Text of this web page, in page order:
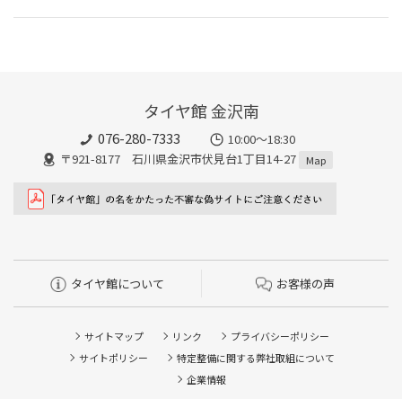
タイヤ館 金沢南
076-280-7333
10:00～18:30
〒921-8177 石川県金沢市伏見台1丁目14-27
Map
タイヤ館について お客様の声
サイトマップ リンク
プライバシーポリシー
サイトポリシー
特定整備に関する弊社取組について
企業情報